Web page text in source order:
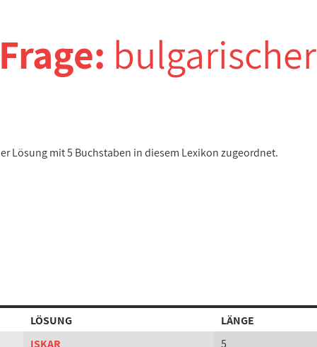
bulgarischer
Lösung mit 5 Buchstaben in diesem Lexikon zugeordnet.
LÖSUNG
LÄNGE
ISKAR 5